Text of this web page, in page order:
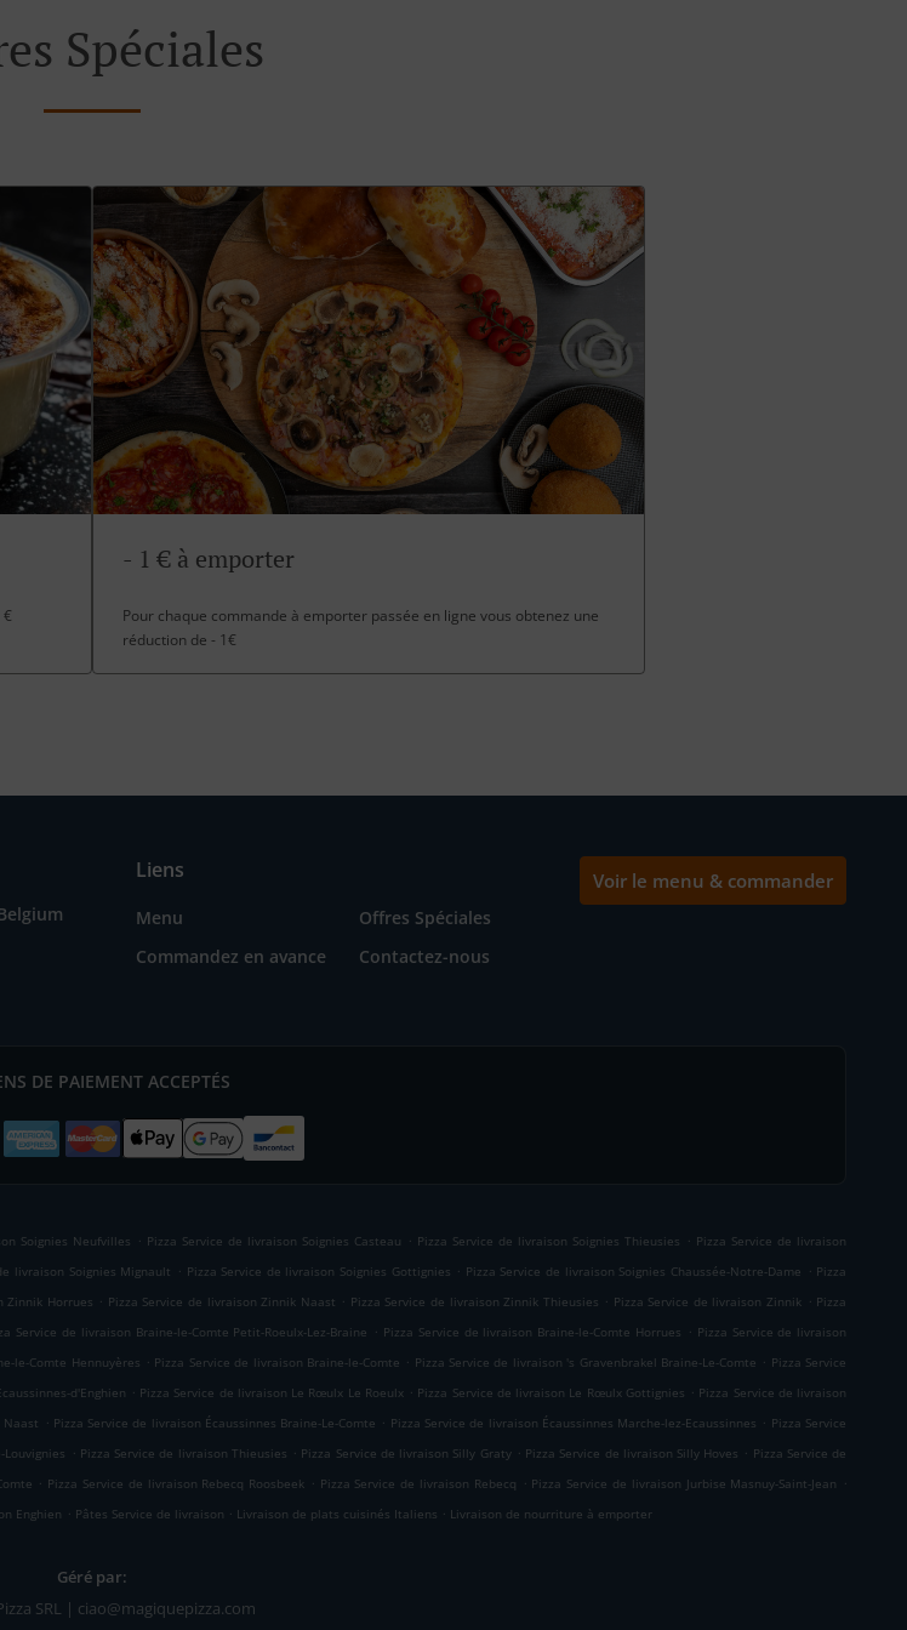
Spéciales
- 1 € à emporter
Pour chaque commande à emporter passée en ligne vous obtenez une
réduction de - 1€
Liens
Menu
Offres Spéciales
Commandez en avance
Contactez-nous
Voir le menu & commander
DE PAIEMENT ACCEPTÉS
Soignies Neufvilles . Pizza Service de livraison Soignies Casteau . Pizza Service de livraison Soignies Thieusies . Pizza Service de livraison
livraison Soignies Mignault . Pizza Service de livraison Soignies Gottignies . Pizza Service de livraison Soignies Chaussée-Notre-Dame . Pizza
Zinnik Horrues . Pizza Service de livraison Zinnik Naast . Pizza Service de livraison Zinnik Thieusies . Pizza Service de livraison Zinnik . Pizza
Service de livraison Braine-le-Comte Petit-Roeulx-Lez-Braine . Pizza Service de livraison Braine-le-Comte Horrues . Pizza Service de livraison
le-Comte Hennuyères . Pizza Service de livraison Braine-le-Comte . Pizza Service de livraison 's Gravenbrakel Braine-Le-Comte . Pizza Service
d'Enghien . Pizza Service de livraison Le Rœulx Le Roeulx . Pizza Service de livraison Le Rœulx Gottignies . Pizza Service de livraison
Naast . Pizza Service de livraison Écaussinnes Braine-Le-Comte . Pizza Service de livraison Écaussinnes Marche-lez-Ecaussinnes . Pizza Service
. Pizza Service de livraison Thieusies . Pizza Service de livraison Silly Graty . Pizza Service de livraison Silly Hoves . Pizza Service de
. Pizza Service de livraison Rebecq Roosbeek . Pizza Service de livraison Rebecq . Pizza Service de livraison Jurbise Masnuy-Saint-Jean .
Enghien . Pâtes Service de livraison . Livraison de plats cuisinés Italiens . Livraison de nourriture à emporter
Géré par:
SRL | ciao@magiquepizza.com